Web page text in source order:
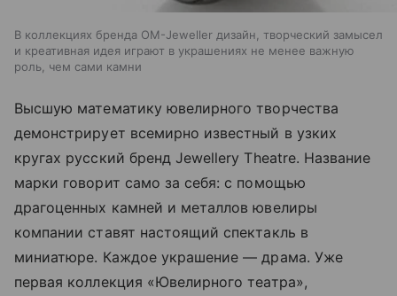
В коллекциях бренда OM-Jeweller дизайн, творческий замысел
и креативная идея играют в украшениях не менее важную
роль, чем сами камни
Высшую математику ювелирного творчества
демонстрирует всемирно известный в узких
кругах русский бренд Jewellery Theatre. Название
марки говорит само за себя: с помощью
драгоценных камней и металлов ювелиры
компании ставят настоящий спектакль в
миниатюре. Каждое украшение — драма. Уже
первая коллекция «Ювелирного театра»,